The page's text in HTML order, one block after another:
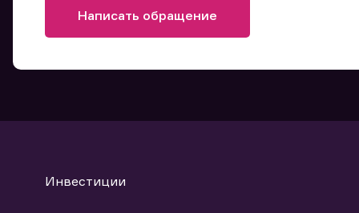
Написать обращение
Инвестиции